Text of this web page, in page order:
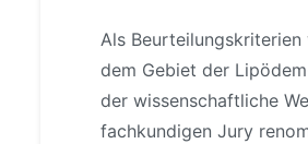
Als
dem Gebiet der
der wissenschaftliche
fachkundigen Jury